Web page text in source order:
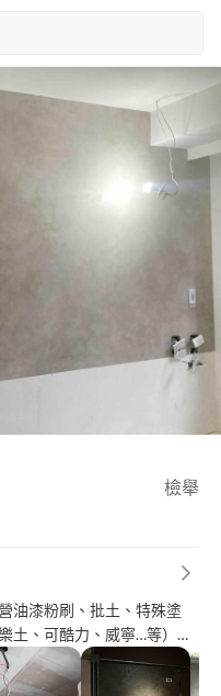
檢舉
油漆粉刷、批土、特殊塗
土、可酷力、威寧…等），
品質，望您體諒。 我們